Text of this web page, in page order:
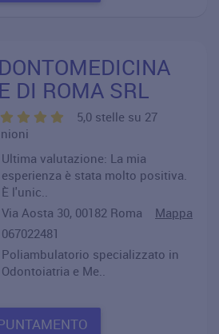
DI ROMA SRL
5,0 stelle su 27
Ultima valutazione: La mia
esperienza è stata molto positiva.
È l'unic..
Via Aosta 30, 00182 Roma Mappa
067022481
Poliambulatorio specializzato in
Odontoiatria e Me..